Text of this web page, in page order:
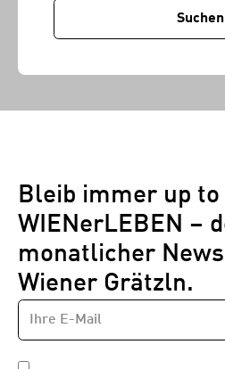
Suchen
Bleib immer up
WIENerLEBEN –
monatlicher
Wiener Grätzln.
Newsletter
E-
MAIL-
ADRESSE
DATENSCHUTZBESTIMMUNGEN